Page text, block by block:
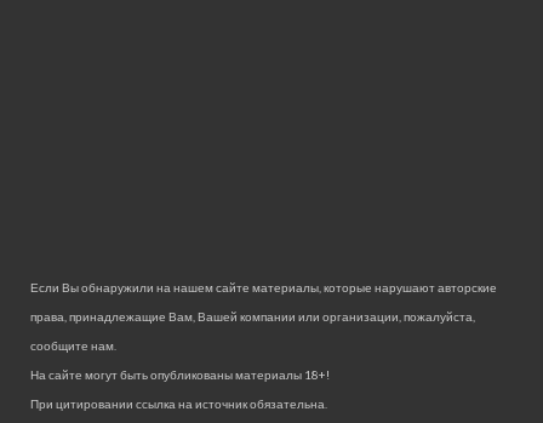
Если Вы обнаружили на нашем сайте материалы, которые нарушают авторские
права, принадлежащие Вам, Вашей компании или организации, пожалуйста,
сообщите нам.
На сайте могут быть опубликованы материалы 18+!
При цитировании ссылка на источник обязательна.